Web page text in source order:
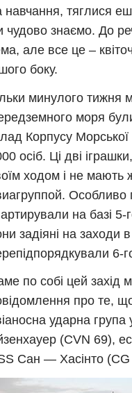
навчання, тяглися
чудово знаємо. До
але все це –
боку.
минулого тижня
моря
Корпусу
осіб. Ці дві
ходом і не мають
Особливо
на базі
задіяні на заходи
6-
по собі цей захід
про те,
ударна група
(CVN 69),
Сан — Хасінто (CG